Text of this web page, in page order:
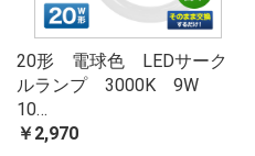
20形 電球色 LEDサーク
ルランプ 3000K 9W
10…
￥2,970